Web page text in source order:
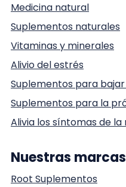
Medicina natural
Suplementos naturales
Vitaminas y minerales
Alivio del estrés
Suplementos para
Suplementos para la
Alivia los síntomas de la
Nuestras marcas
Root Suplementos